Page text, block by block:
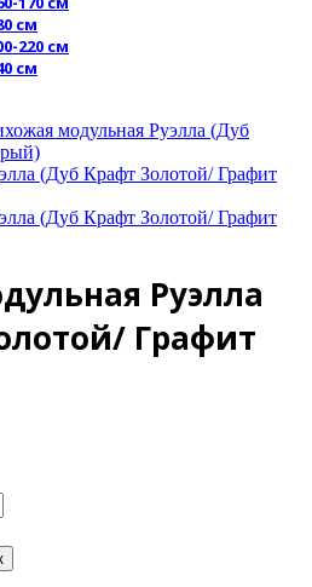
см
220 см
см
модульная Руэлла (Дуб
Руэлла
Графит